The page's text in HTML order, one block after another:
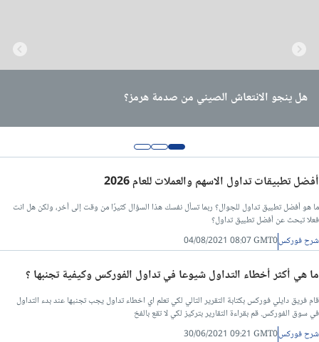
هل ينجو الانتعاش الصيني من صدمة هرمز؟
هل تعيد الجزائر رسم موقعها في سوق الطاقة… أم تستفيد فقط من
أزمة هرمز؟
قطر تقلب موازين الطاقة العالمية: بدء إنتاج ضخم من الغاز يعيد رسم
خريطة السوق
أفضل تطبيقات تداول الاسهم والعملات للعام 2026
ما هو أفضل تطبيق تداول للجوال؟ ربما تسأل نفسك هذا السؤال كثيرًا من وقت إلى أخر، ولكن هل انت
فعلا تبحث عن أفضل تطبيق تداول؟
شرح فوركس04/08/2021 08:07 GMT0
ما هي أكثر أخطاء التداول شيوعا في تداول الفوركس وكيفية تجنبها ؟
قام فريق دايلي فوركس بكتابة التقرير التالي لكي تعلم اي اخطاء تداول يجب تجنبها عند بدء التداول
في سوق الفوركس. قم بقراءة التقارير بتركيز لكي لا تقع بالفخ
شرح فوركس30/06/2021 09:21 GMT0